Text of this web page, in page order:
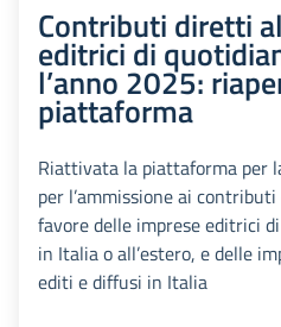
Contributi diretti
editrici di
l’anno 2025:
piattaforma
Riattivata la piattaforma per
per l’ammissione ai
favore delle imprese editrici
in Italia o all’estero, e delle
editi e diffusi in Italia